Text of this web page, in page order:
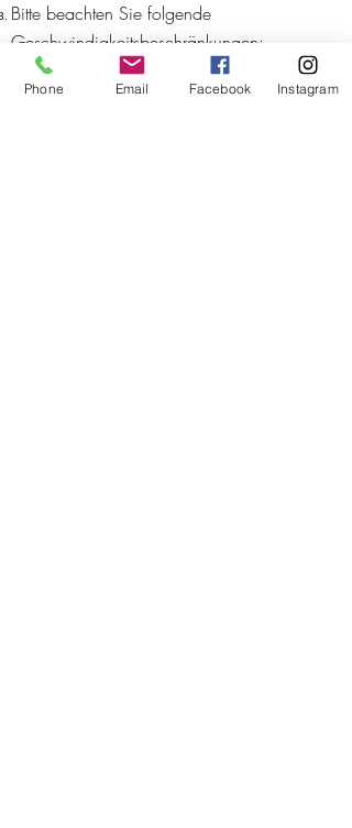
Bitte beachten Sie folgende
Geschwindigkeitsbeschränkungen:
Asphaltstraßen: 120 km/h
Schotterstraßen: 80 km/h
Phone Email Facebook Instagram